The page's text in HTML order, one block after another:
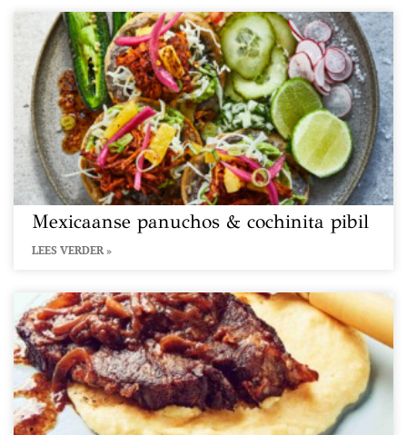
Mexicaanse panuchos & cochinita pibil
LEES VERDER »